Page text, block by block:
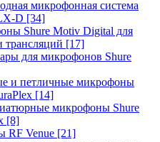
микрофонная система
D [34]
Shure Motiv Digital для
трансляций [17]
для микрофонов Shure
и петличные микрофоны
[14]
микрофоны Shure
[8]
RF Venue [21]